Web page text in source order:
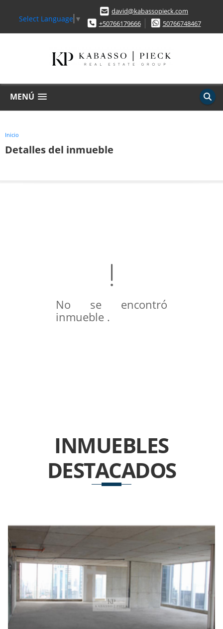
Select Language ▼
david@kabassopieck.com
+50766179666
50766748467
MENÚ
Inicio
Detalles del inmueble
No se encontró
inmueble .
INMUEBLES
DESTACADOS